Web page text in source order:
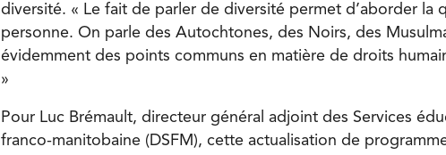
diversité. « Le fait de parler de diversité permet d’aborder la
personne. On parle des Autochtones, des Noirs, des
évidemment des points communs en matière de droits
»
Pour Luc Brémault, directeur général adjoint des Services
franco-manitobaine (DSFM), cette actualisation de